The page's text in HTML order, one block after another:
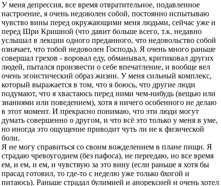
У меня депрессия, все время отвратительное, подавленное
настроение, я очень недоволен собой, постоянно испытываю
чувство вины перед окружающими меня людьми, сейчас уже и
перед Шри Кришной (что давит больше всего, т.к. недавно
услышал в лекции одного преданного, что недовольство собой
означает, что тобой недоволен Господь). Я очень много раньше
совершал грехов - воровал еду, обманывал, критиковал других
людей, пытался произвести о себе впечатление, и вообще вел
очень эгоистический образ жизни. У меня сильный комплекс,
который выражается в том, что я боюсь, что другие люди
подумают, что я хвастаюсь перед ними чем-нибудь (вещью или
знаниями или поведением), хотя я ничего особенного не делаю
в этот момент. И прекрасно понимаю, что эти люди могут
думать совершенно о другом, и что всё это только у меня в уме,
но иногда это ощущение приводит чуть ли не к физической
боли.
Я не могу справиться со своим вожделением в плане пищи. Я
страдаю чревоугодием (без пафоса), не переедаю, но все время
ем, и ем, и ем, и чувствую за это вину (если раньше я хотя бы
прасад готовил, то где-то с неделю уже только бхогой и
питаюсь). Раньше страдал булимией и анорексией и очень хотел